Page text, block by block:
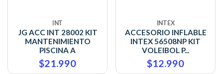
INT
JG ACC INT 28002 KIT
MANTENIMIENTO
PISCINA A
$21.990
INTEX
ACCESORIO INFLABLE
INTEX 56508NP KIT
VOLEIBOL P...
$12.990